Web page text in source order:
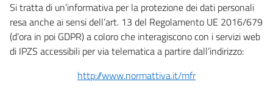
Si tratta di un’informativa per la protezione dei dati personali
resa anche ai sensi dell’art. 13 del Regolamento UE 2016/679
(d’ora in poi GDPR) a coloro che interagiscono con i servizi web
di IPZS accessibili per via telematica a partire dall’indirizzo:
http://www.normattiva.it/mfr